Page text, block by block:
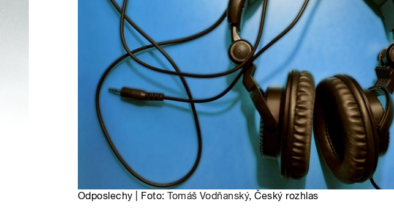
Odposlechy | Foto:Tomáš Vodňanský, Český rozhlas